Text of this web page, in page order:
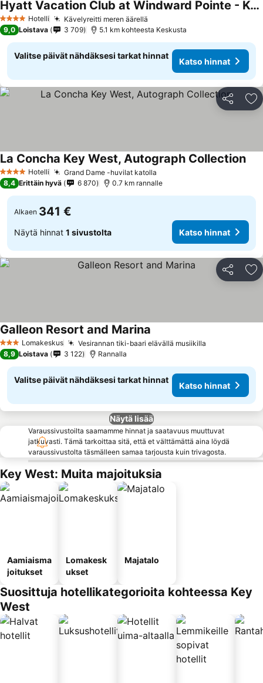
4 Tähtiluokitus
Hotelli Kävelyreitti meren äärellä
Hyatt Vacation Club at Windward Pointe - Key West
9,0 Loistava 3 709 5.1 km kohteesta Keskusta
Valitse päivät nähdäksesi tarkat hinnat
Katso hinnat
Jaa
4 Tähtiluokitus
Hotelli Grand Dame -huvilat katolla
La Concha Key West, Autograph Collection
8,4 Erittäin hyvä 6 870 0.7 km rannalle
Alkaen 341 €
Näytä hinnat 1 sivustolta Katso hinnat
Jaa
3 Tähtiluokitus
Lomakeskus Vesirannan tiki-baari elävällä musiikilla
Galleon Resort and Marina
8,9 Loistava 3 122 Rannalla
Valitse päivät nähdäksesi tarkat hinnat
Katso hinnat
Näytä lisää
Varaussivustoilta saamamme hinnat ja saatavuus muuttuvat
jatkuvasti. Tämä tarkoittaa sitä, että et välttämättä aina löydä
varaussivustolta täsmälleen samaa tarjousta kuin trivagosta.
Key West: Muita majoituksia
Aamiaisma
joitukset
Lomakesk
ukset
Majatalo
Suosittuja hotellikategorioita kohteessa Key
West